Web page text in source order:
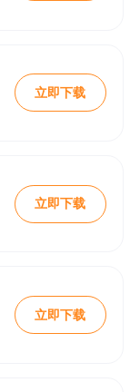
立即下载
立即下载
立即下载